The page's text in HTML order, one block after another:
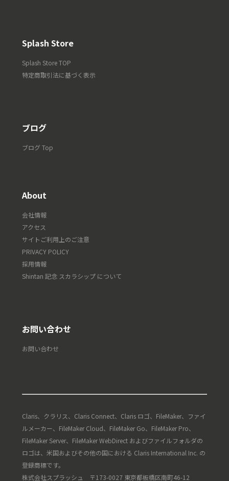
Splash Store
Splash Store TOP
特定商取引法に基づく表示
ブログ
ブログ Top
About
会社情報
アクセス
サイトご利用上のご注意
PRIVACY POLICY
採用情報
Shintan 記念 スカラシップ について
お問い合わせ
お問い合わせ
Claris、クラリス、Claris Connect、Claris ロゴ、FileMaker、ファイ
ルメーカー、FileMaker Cloud、FileMaker Go、FileMaker Pro、
FileMaker Server、FileMaker WebDirect およびファイルフォルダの
ロゴは、米国およびその他の国における Claris International Inc. の
登録商標です。
株式会社スプラッシュ 〒173-0027 東京都板橋区南町46-12